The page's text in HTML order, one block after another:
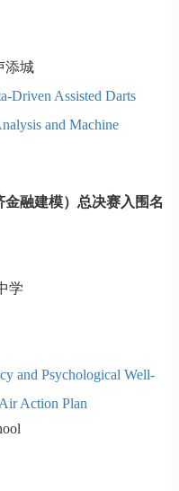
添城
Driven Assisted Darts
and Machine
融建模）总决赛入围名
学
and Psychological Well-
Action Plan